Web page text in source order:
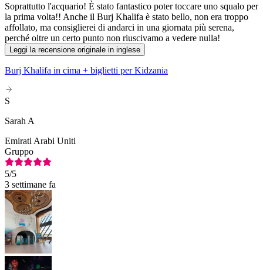
Soprattutto l'acquario! È stato fantastico poter toccare uno squalo per
la prima volta!! Anche il Burj Khalifa è stato bello, non era troppo
affollato, ma consiglierei di andarci in una giornata più serena,
perché oltre un certo punto non riuscivamo a vedere nulla!
Leggi la recensione originale in inglese
Burj Khalifa in cima + biglietti per Kidzania
S
Sarah A
Emirati Arabi Uniti
Gruppo
5/5
3 settimane fa